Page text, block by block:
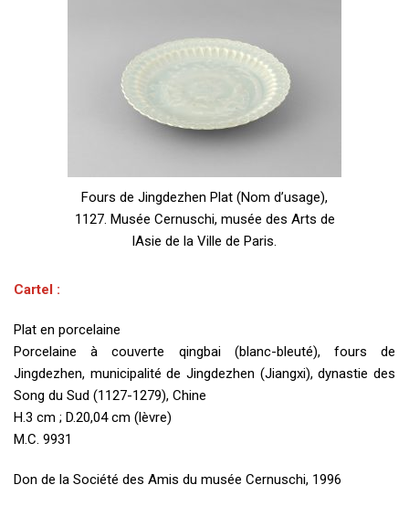
Fours de Jingdezhen Plat (Nom d’usage),
1127. Musée Cernuschi, musée des Arts de
lAsie de la Ville de Paris.
Cartel :
Plat en porcelaine
Porcelaine à couverte qingbai (blanc-bleuté), fours de
Jingdezhen, municipalité de Jingdezhen (Jiangxi), dynastie des
Song du Sud (1127-1279), Chine
H.3 cm ; D.20,04 cm (lèvre)
M.C. 9931
Don de la Société des Amis du musée Cernuschi, 1996